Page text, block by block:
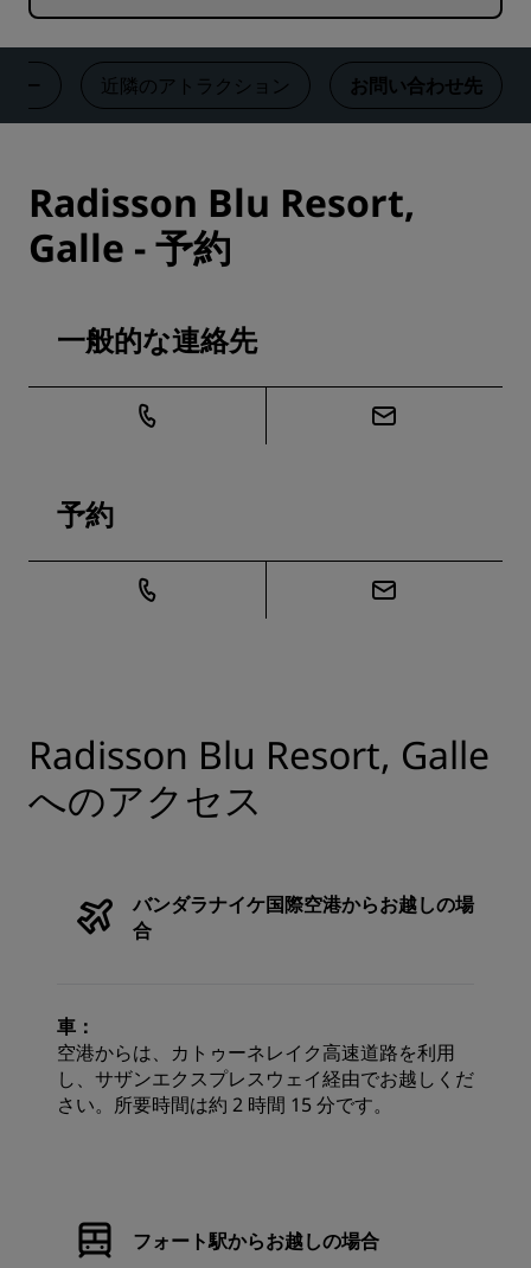
ー 近隣のアトラクション お問い合わせ先
Radisson Blu Resort,
Galle - 予約
一般的な連絡先
予約
Radisson Blu Resort, Galle
へのアクセス
バンダラナイケ国際空港からお越しの場
合
車：
空港からは、カトゥーネレイク高速道路を利用
し、サザンエクスプレスウェイ経由でお越しくだ
さい。所要時間は約 2 時間 15 分です。
フォート駅からお越しの場合